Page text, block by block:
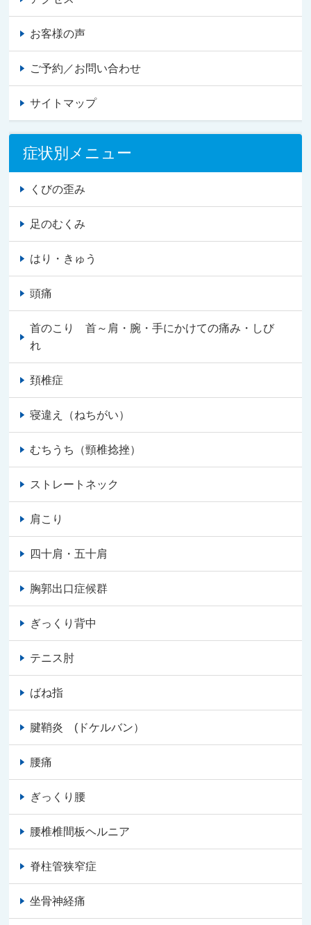
お客様の声
ご予約／お問い合わせ
サイトマップ
症状別メニュー
くびの歪み
足のむくみ
はり・きゅう
頭痛
首のこり 首～肩・腕・手にかけての痛み・しび
れ
頚椎症
寝違え（ねちがい）
むちうち（頸椎捻挫）
ストレートネック
肩こり
四十肩・五十肩
胸郭出口症候群
ぎっくり背中
テニス肘
ばね指
腱鞘炎 (ドケルバン）
腰痛
ぎっくり腰
腰椎椎間板ヘルニア
脊柱管狭窄症
坐骨神経痛